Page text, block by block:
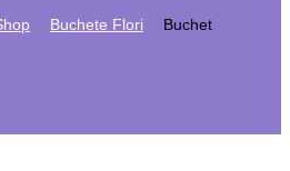
Buchete Flori
Buchet